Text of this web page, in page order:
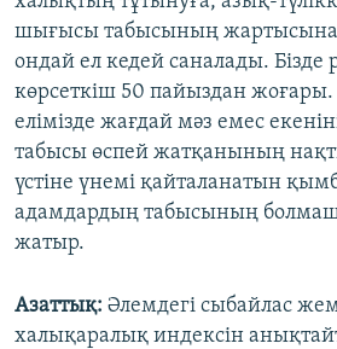
шығысы табысының
ондай ел кедей саналады. Бізде
көрсеткіш 50 пайыздан
елімізде жағдай мәз емес
табысы өспей жатқанының
үстіне үнемі қайталанатын
адамдардың табысының
жатыр.
Азаттық: Әлемдегі сыбайлас
халықаралық индексін